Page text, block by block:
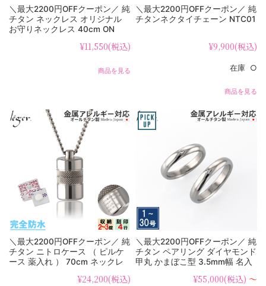
＼最大2200円OFFクーポン／ 純
チタン ネックレス オリジナル
お守りネックレス 40cm ON
¥11,550(税込)
商品を見る
＼最大2200円OFFクーポン／ 純
チタンネクタイチェーン NTC01
¥9,900(税込)
在庫 ○
商品を見る
＼最大2200円OFFクーポン／ 純
チタン ニトロケース （ ピルケ
ース 薬入れ ） 70cm ネックレ
¥24,200(税込)
＼最大2200円OFFクーポン／ 純
チタン ペアリング ダイヤモンド
甲丸 かまぼこ型 3.5mm幅 名入
ング / 結婚指輪 ）¥55,000(税込) ～